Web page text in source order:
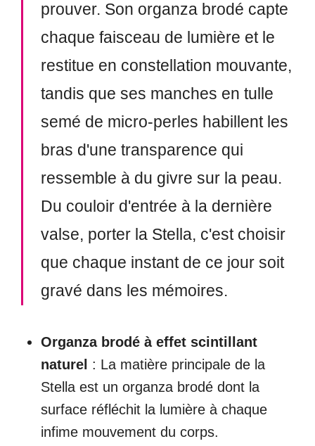
prouver. Son organza brodé capte
chaque faisceau de lumière et le
restitue en constellation mouvante,
tandis que ses manches en tulle
semé de micro-perles habillent les
bras d'une transparence qui
ressemble à du givre sur la peau.
Du couloir d'entrée à la dernière
valse, porter la Stella, c'est choisir
que chaque instant de ce jour soit
gravé dans les mémoires.
Organza brodé à effet scintillant
naturel : La matière principale de la
Stella est un organza brodé dont la
surface réfléchit la lumière à chaque
infime mouvement du corps.